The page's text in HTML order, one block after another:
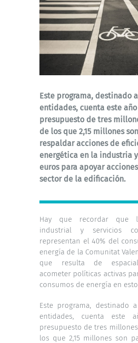
Este programa, destinado
entidades, cuenta este
presupuesto de tres
de los que 2,15 millones
respaldar acciones de
energética en la industria
euros para apoyar
sector de la edificación.
Hay que recordar que
industrial y servicios
representan el 40% del
energía de la Comunitat
que resulta de
acometer políticas activas
consumos de energía en
Este programa, destinado
entidades, cuenta este
presupuesto de tres
los que 2,15 millones son